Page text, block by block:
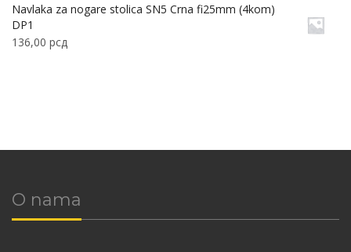
Navlaka za nogare stolica SN5 Crna fi25mm (4kom)
DP1
136,00 рсд
O nama